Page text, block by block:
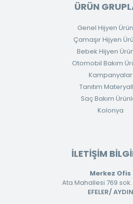
ÜRÜN
Genel Hijyen
Çamaşır Hijyen
Bebek Hijyen
Otomobil Bakım
Kampanyalar
Tanıtım
Saç Bakım
Kolonya
İLETİŞİM
Merkez Ofis
Ata Mahallesi 769
EFELER/ AYDIN